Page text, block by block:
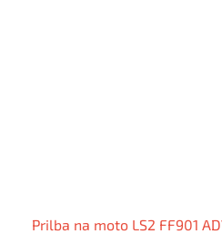
Prilba na moto LS2 FF901